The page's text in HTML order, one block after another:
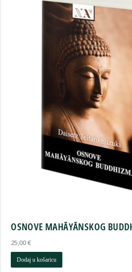
OSNOVE MAHĀYĀNSKOG
25,00€
Dodaj u košaricu